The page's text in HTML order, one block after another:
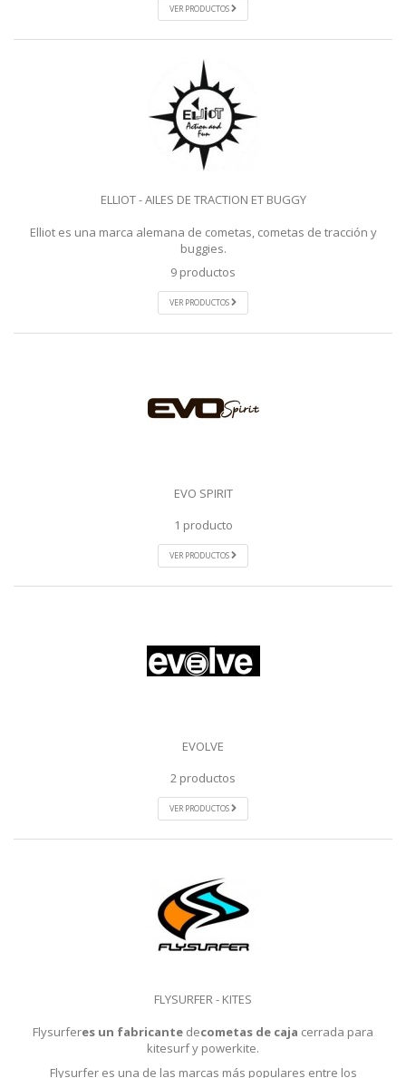
VER PRODUCTOS
ELLIOT - AILES DE TRACTION ET BUGGY
Elliot es una marca alemana de cometas, cometas de tracción y
buggies.
9 productos
VER PRODUCTOS
EVO SPIRIT
1 producto
VER PRODUCTOS
EVOLVE
2 productos
VER PRODUCTOS
FLYSURFER - KITES
Flysurferes un fabricante decometas de caja cerrada para
kitesurf y powerkite.
Flysurfer es una de las marcas más populares entre los